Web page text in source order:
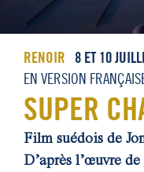
RENOIR 8 ET 10
EN VERSION
SUPER
Film suédois de
D’après l’œuvre